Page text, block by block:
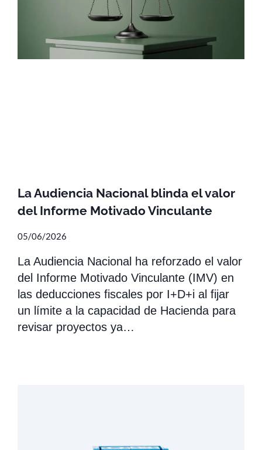
La Audiencia Nacional blinda el valor
del Informe Motivado Vinculante
05/06/2026
La Audiencia Nacional ha reforzado el valor
del Informe Motivado Vinculante (IMV) en
las deducciones fiscales por I+D+i al fijar
un límite a la capacidad de Hacienda para
revisar proyectos ya…